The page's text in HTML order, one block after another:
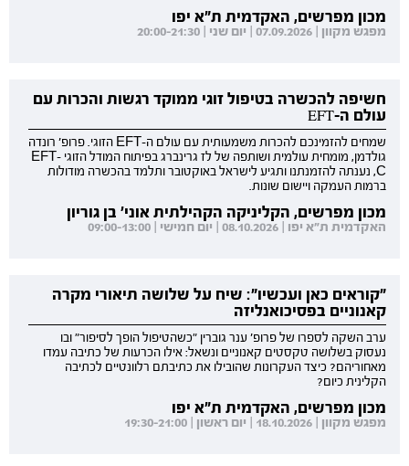
מכון מפרשים, האקדמית ת"א יפו
מפגש מקוון | 07.09.2026 | יום שני | 20:00-21:30
חשיפה להכשרה בטיפול זוגי ממוקד רגשות והכרות עם
עולם ה-EFT
שמחים להזמינכם להכרות משמעותית עם עולם ה-EFT הזוגי. פרופ' רונדה
גולדמן, מומחית עולמית ושותפה של לז גרינברג בפיתוח המודל הזוגי EFT-
C, נענתה להזמנתנו ותגיע לישראל באוקטובר ותלמד בהכשרה מודולות
ברמות העמקה ויישום שונות.
מכון מפרשים, הקליניקה הקהילתית אוני' בן גוריון
האקדמית ת"א יפו | 08.10.2026 | יום חמישי | 09:00-13:00
"קוראים כאן ועכשיו": שיח על שלושה תיאורי מקרה
קאנוניים בפסיכואנליזה
ערב השקה לספרו של פרופ' ענר גוברין "כשהטיפול הופך לסיפור" ובו
נעסוק בשלושה טקסטים קאנוניים ונשאל: אילו הכרעות של כתיבה עמדו
מאחוריהם? כיצד העקרונות שהובילו את כתיבתם רלוונטיים לכתיבה
הקלינית כיום?
מכון מפרשים, האקדמית ת"א יפו
מפגש מקוון | 18.10.2026 | יום ראשון | 19:30-21:00